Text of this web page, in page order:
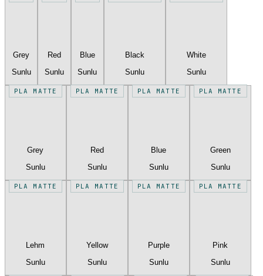
Grey
Sunlu
Red
Sunlu
Blue
Sunlu
Black
Sunlu
White
Sunlu
PLA MATTE
Grey
Sunlu
PLA MATTE
Red
Sunlu
PLA MATTE
Blue
Sunlu
PLA MATTE
Green
Sunlu
PLA MATTE
Lehm
Sunlu
PLA MATTE
Yellow
Sunlu
PLA MATTE
Purple
Sunlu
PLA MATTE
Pink
Sunlu